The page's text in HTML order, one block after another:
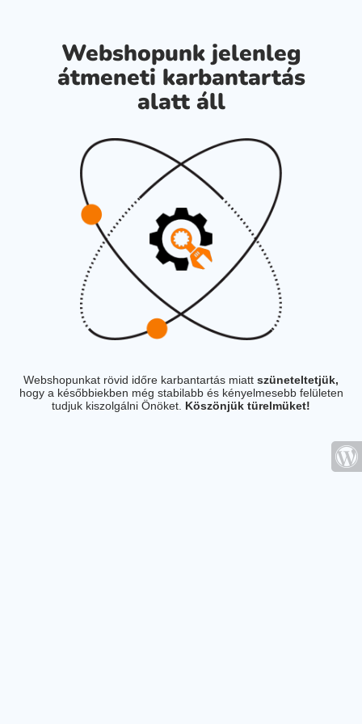
Webshopunk jelenleg
átmeneti karbantartás
alatt áll
Webshopunkat rövid időre karbantartás miatt szüneteltetjük,
hogy a későbbiekben még stabilabb és kényelmesebb felületen
tudjuk kiszolgálni Önöket. Köszönjük türelmüket!